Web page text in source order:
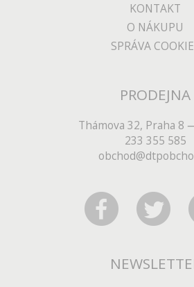
KONTAKT
O NÁKUPU
SPRÁVA
PRODEJNA
Thámova 32, Praha 8
233 355 585